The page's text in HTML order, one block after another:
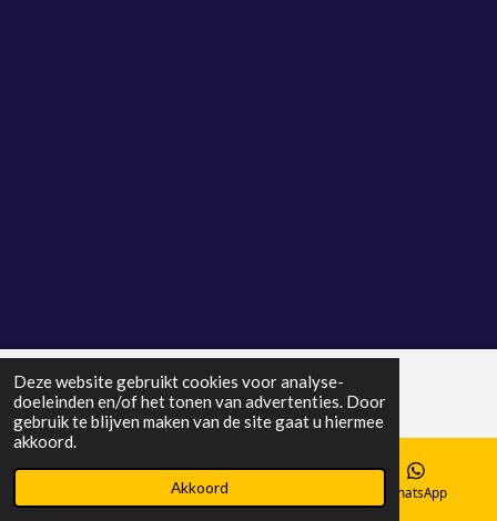
Deze website gebruikt cookies voor analyse-
doeleinden en/of het tonen van advertenties. Door
gebruik te blijven maken van de site gaat u hiermee
akkoord.
AkkoordTelefoonnummer WhatsApp